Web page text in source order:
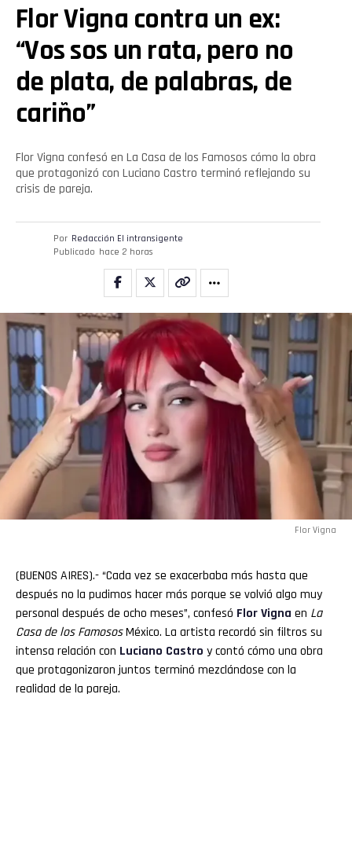
Flor Vigna contra un ex:
“Vos sos un rata, pero no
de plata, de palabras, de
cariño”
Flor Vigna confesó en La Casa de los Famosos cómo la obra
que protagonizó con Luciano Castro terminó reflejando su
crisis de pareja.
Por Redacción El intransigente
Publicado hace 2 horas
Flor Vigna
(BUENOS AIRES).- “Cada vez se exacerbaba más hasta que
después no la pudimos hacer más porque se volvió algo muy
personal después de ocho meses”, confesó Flor Vigna en La
Casa de los FamososMéxico. La artista recordó sin filtros su
intensa relación con Luciano Castro y contó cómo una obra
que protagonizaron juntos terminó mezclándose con la
realidad de la pareja.